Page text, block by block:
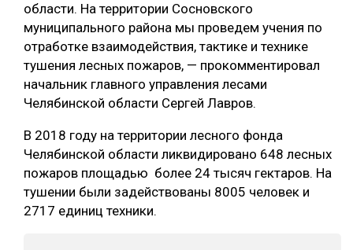
СУШКА ДРЕВЕСИНЫ
МЕБЕЛЬНОЕ ПРОИЗВОДСТВО
области. На территории Сосновского
муниципального района мы проведем учения по
отработке взаимодействия, тактике и технике
тушения лесных пожаров, — прокомментировал
начальник главного управления лесами
Челябинской области Сергей Лавров.
В 2018 году на территории лесного фонда
Челябинской области ликвидировано 648 лесных
пожаров площадью более 24 тысяч гектаров. На
тушении были задействованы 8005 человек и
2717 единиц техники.